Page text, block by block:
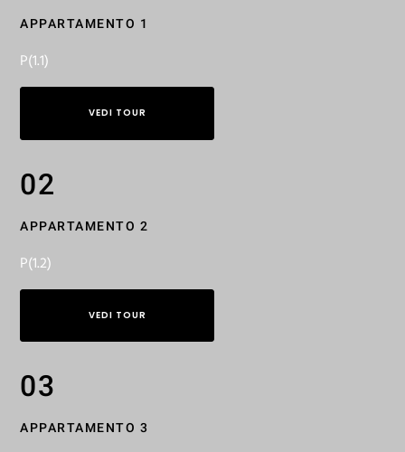
APPARTAMENTO 1
P(1.1)
VEDI TOUR
02
APPARTAMENTO 2
P(1.2)
VEDI TOUR
03
APPARTAMENTO 3